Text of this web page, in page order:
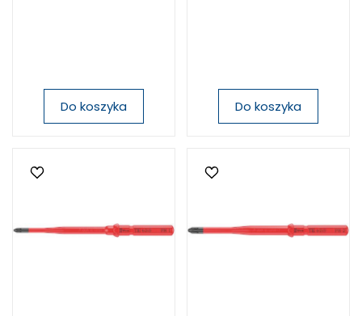
Do koszyka Do koszyka